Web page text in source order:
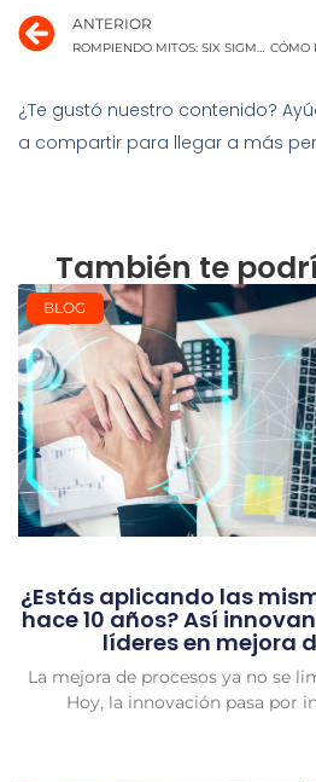
Ant
ANTERIOR
ROMPIENDO MITOS: SIX SIGMA EN LA INDUSTRIA DE SERVICIOS
¿Te gustó nuestro contenido?
a compartir para llegar a más
También te
BLOG
¿Estás aplicando las
hace 10 años? Así
líderes en mejora
La mejora de procesos ya no se
Hoy, la innovación pasa por